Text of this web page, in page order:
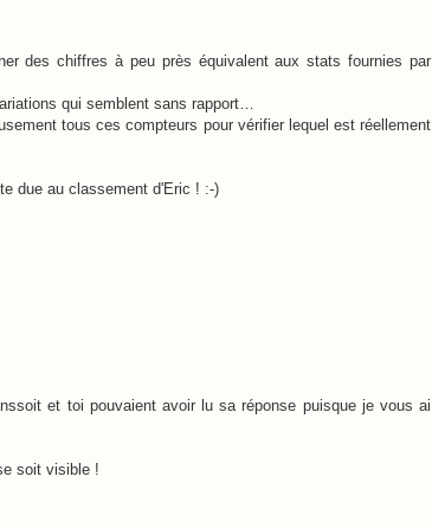
des chiffres à peu près équivalent aux stats fournies par
qui semblent sans rapport…
tous ces compteurs pour vérifier lequel est réellement
due au classement d'Eric ! :-)
et toi pouvaient avoir lu sa réponse puisque je vous ai
soit visible !